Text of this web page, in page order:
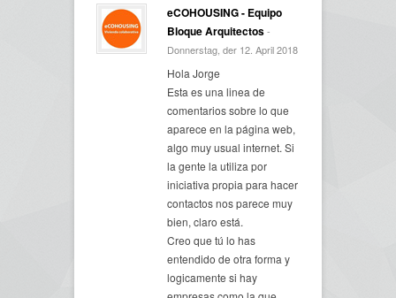
eCOHOUSING - Equipo
Bloque Arquitectos-
Donnerstag, der 12. April 2018
Hola Jorge
Esta es una linea de
comentarios sobre lo que
aparece en la página web,
algo muy usual internet. Si
la gente la utiliza por
iniciativa propia para hacer
contactos nos parece muy
bien, claro está.
Creo que tú lo has
entendido de otra forma y
logicamente si hay